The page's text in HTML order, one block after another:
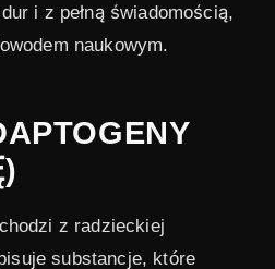
i z pełną świadomością,
naukowym.
z radzieckiej
substancje, które